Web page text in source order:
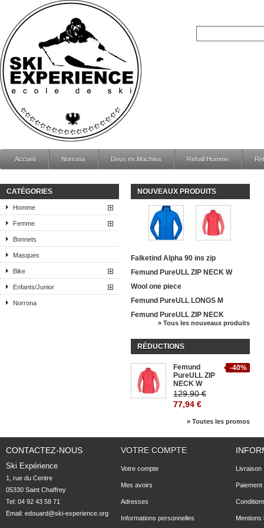
Accueil Norrona Deus ex Machina Rehall Homme
CATÉGORIES
Homme
Femme
Bonnets
Masques
Bike
Enfants/Junior
Norrona
NOUVEAUX PRODUITS
Falketind Alpha 90 ins zip
Femund PureULL ZIP NECK W
Wool one piece
Femund PureULL LONGS M
Femund PureULL ZIP NECK
» Tous les nouveaux produits
RÉDUCTIONS
-40%
Femund
PureULL ZIP
NECK W
129,90 €
77,94 €
» Toutes les promos
CONTACTEZ-NOUS
Ski Expérience
1, rue du Centre
05330 Saint Chaffrey
Tel: 04 92 43 58 71
Email: edouard@ski-experience.org
VOTRE COMPTE
Votre compte
Mes avoirs
Adresses
Informations personnelles
Livraison
Mentions